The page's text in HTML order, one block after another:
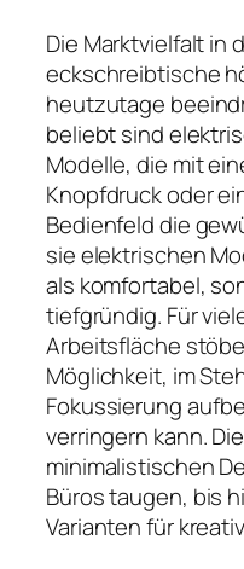
Die Marktvielfalt in
eckschreibtische
heutzutage
beliebt sind
Modelle, die mit
Knopfdruck oder
Bedienfeld die
sie elektrischen
als komfortabel,
tiefgründig. Für
Arbeitsfläche
Möglichkeit, im
Fokussierung
verringern kann.
minimalistischen
Büros taugen, bis
Varianten für